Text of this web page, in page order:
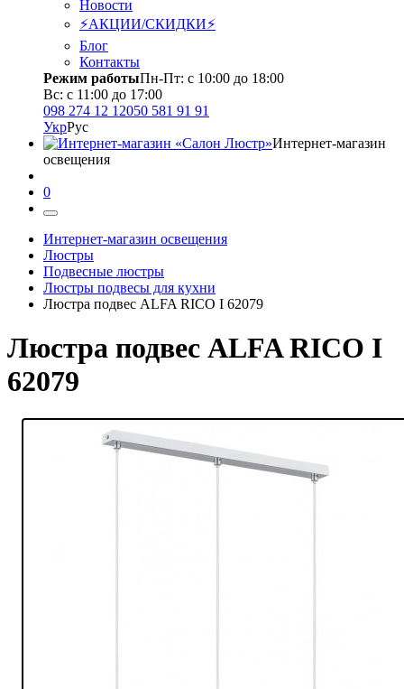
Новости
⚡АКЦИИ/СКИДКИ⚡
Блог
Контакты
Режим работыПн-Пт: с 10:00 до 18:00
Вс: с 11:00 до 17:00
098 274 12 12050 581 91 91
УкрРус
Интернет-магазин
освещения
0
Интернет-магазин освещения
Люстры
Подвесные люстры
Люстры подвесы для кухни
Люстра подвес ALFA RICO I 62079
Люстра подвес ALFA RICO I
62079